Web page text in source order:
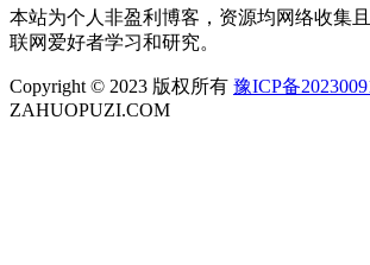
本站为个人非盈利博客，资源均网络收集
联网爱好者学习和研究。
Copyright © 2023 版权所有 豫ICP备
ZAHUOPUZI.COM